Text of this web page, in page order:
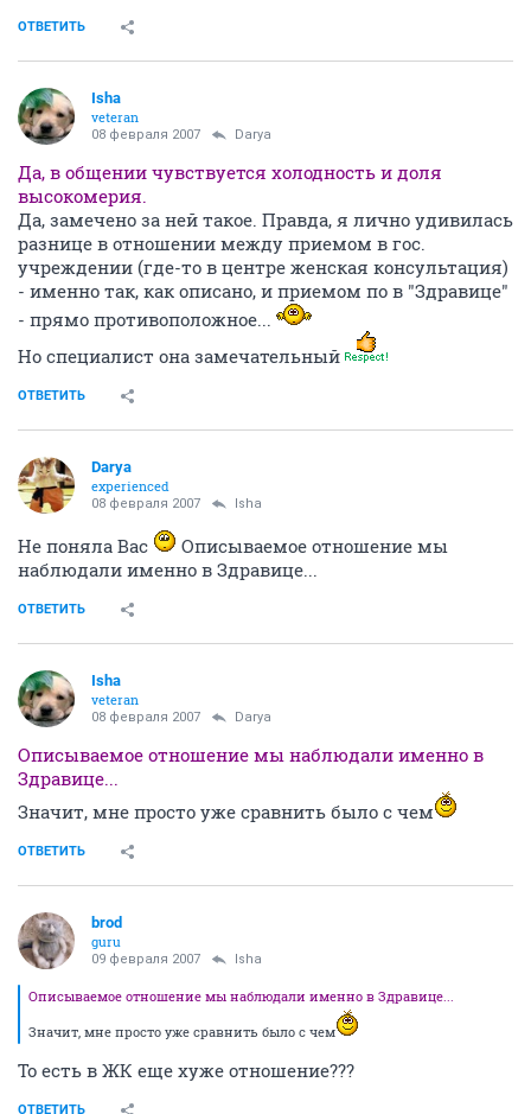
ОТВЕТИТЬ
Isha
veteran
08 февраля 2007 Darya
Да, в общении чувствуется холодность и доля
высокомерия.
Да, замечено за ней такое. Правда, я лично удивилась
разнице в отношении между приемом в гос.
учреждении (где-то в центре женская консультация)
- именно так, как описано, и приемом по в "Здравице"
- прямо противоположное...
Но специалист она замечательный
ОТВЕТИТЬ
Darya
experienced
08 февраля 2007 Isha
Не поняла Вас
Описываемое отношение мы
наблюдали именно в Здравице...
ОТВЕТИТЬ
Isha
veteran
08 февраля 2007 Darya
Описываемое отношение мы наблюдали именно в
Здравице...
Значит, мне просто уже сравнить было с чем
ОТВЕТИТЬ
brod
guru
09 февраля 2007 Isha
Описываемое отношение мы наблюдали именно в Здравице...
Значит, мне просто уже сравнить было с чем
То есть в ЖК еще хуже отношение???
ОТВЕТИТЬ